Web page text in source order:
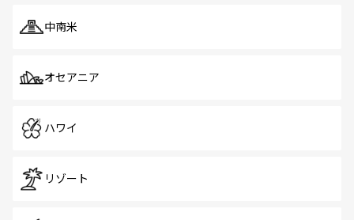
中南米
オセアニア
ハワイ
リゾート